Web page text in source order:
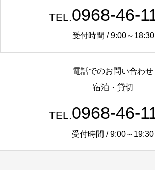
TEL. 0968-46-
受付時間 / 9:00～18:30
電話でのお問い合わせ
宿泊・貸切
TEL. 0968-46-
受付時間 / 9:00～19:30